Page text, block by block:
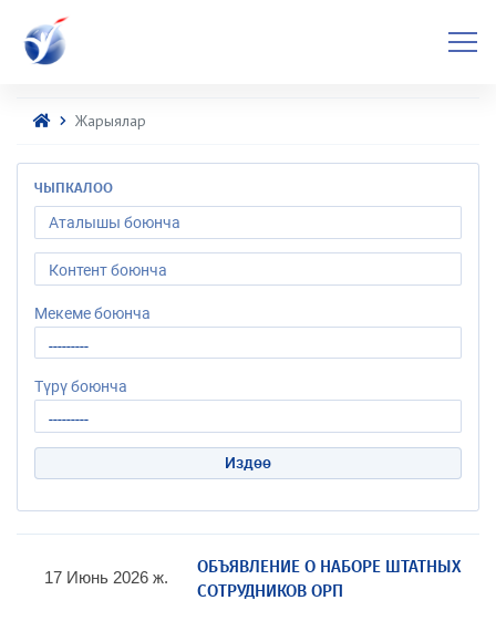
Жарыялар
ЧЫПКАЛОО
Мекеме боюнча
Түрү боюнча
Издөө
17 Июнь 2026 ж.
ОБЪЯВЛЕНИЕ О НАБОРЕ ШТАТНЫХ
СОТРУДНИКОВ ОРП